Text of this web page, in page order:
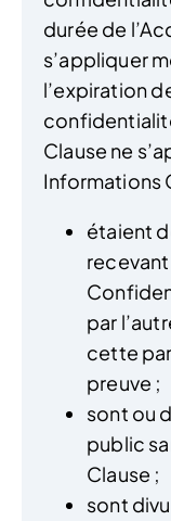
durée de
s’appliquer
l’expiration
Clause ne
Informations
étaient
par
cette
preuve ;
sont ou
public
Clause ;
sont